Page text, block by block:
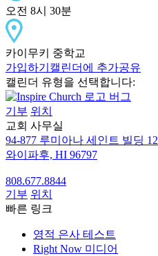
오전 8시 30분
카이무키 중학교
가입하기 캘린더에 추가공유
캘린더 유형을 선택합니다:
기부 위치
교회 사무실
94-877 루미아나 세인트 빌딩 12
와이파후, HI 96797
808.677.8844
기부 위치
빠른 링크
영적 은사 테스트
Right Now 미디어